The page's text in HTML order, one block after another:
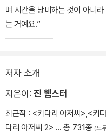
며 시간을 낭비하는 것이 아니
는 거예요.”
저자 소개
지은이: 진 웹스터
최근작 : <키다리 아저씨>,<키
다리 아저씨 2> … 총 731종 (모